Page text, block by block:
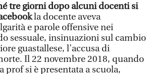
tre giorni dopo alcuni docenti si
la docente aveva
e parole offensive nei
sessuale, insinuazioni sul cambio
guastallese, l’accusa di
Il 22 novembre 2018, quando
prof si è presentata a scuola,